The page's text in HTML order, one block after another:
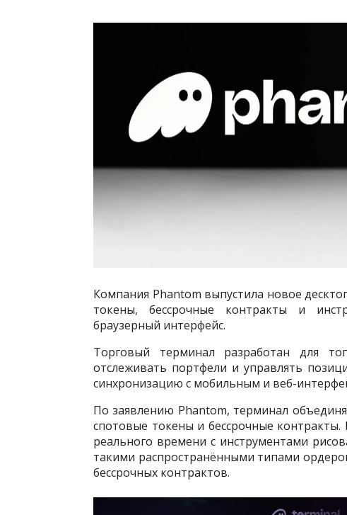
Компания Phantom выпустила новое
токены, бессрочные контракты и
браузерный интерфейс.
Торговый терминал разработан для
отслеживать портфели и управлять
синхронизацию с мобильным и веб-
По заявлению Phantom, терминал
спотовые токены и бессрочные
реального времени с инструментами
такими распространёнными типами
бессрочных контрактов.